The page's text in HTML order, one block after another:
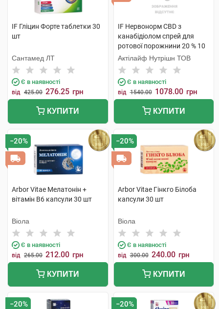
IF Гліцин Форте таблетки 30
шт
Сантамед ЛТ
Є в наявності
від 425.00 276.25 грн
КУПИТИ
IF Нервонорм CBD з
канабідіолом спрей для
ротової порожнини 20 % 10
мл 1 флакон
Актілайф Нутрішн ТОВ
Є в наявності
від 1540.00 1078.00 грн
КУПИТИ
−20%
Arbor Vitae Мелатонін +
вітамін В6 капсули 30 шт
Віола
Є в наявності
від 265.00 212.00 грн
КУПИТИ
−20%
Arbor Vitae Гінкго Білоба
капсули 30 шт
Віола
Є в наявності
від 300.00 240.00 грн
КУПИТИ
−20% −20%